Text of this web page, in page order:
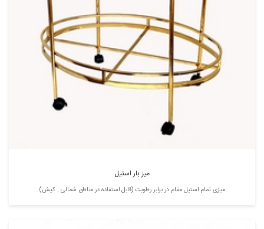
میز بار استیل
میزی تمام استیل مقام در برابر رطوبت (قابل استفاده در مناطق شمالی . کیش)